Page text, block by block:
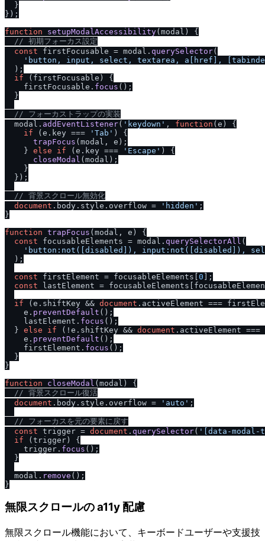
  }
});
function
setupModalAccessibility(modal ) {
/ / 初期フォーカス設定
const firstFocusable = modal. querySelector(
'button, input, select, textarea, a[href],
  );
if (firstFocusable) {
    firstFocusable.
focus ();
  }
/ / フォーカストラップの実装
  modal.
addEventListener( 'keydown' , function (e ) {
if (e. key === 'Tab' ) {
trapFocus (modal, e);
    }
else if (e. key === 'Escape' ) {
closeModal (modal);
    }
  });
/ / 背景スクロール無効化
document . body . style . overflow = 'hidden' ;
}
function trapFocus (modal, e ) {
const focusableElements = modal. querySelectorAll (
'button:not([disabled]), input:not([disabled]),
  );
const firstElement = focusableElements[0 ];
const lastElement =
if (e. shiftKey && document . activeElement ===
    e.
preventDefault ();
    lastElement.
focus ();
  }
else if (!e. shiftKey && document . activeElement
    e.
preventDefault ();
    firstElement.
focus ();
  }
}
function
closeModal (modal ) {
/ / 背景スクロール復活
document . body . style . overflow = 'auto' ;
/ / フォーカスを元の要素に戻す
const trigger = document . querySelector( '[data-
if (trigger) {
    trigger.
focus ();
  }
  modal.
remove ();
無限スクロールの a11y 配慮
無限スクロール機能において、キーボードユーザーや支援技